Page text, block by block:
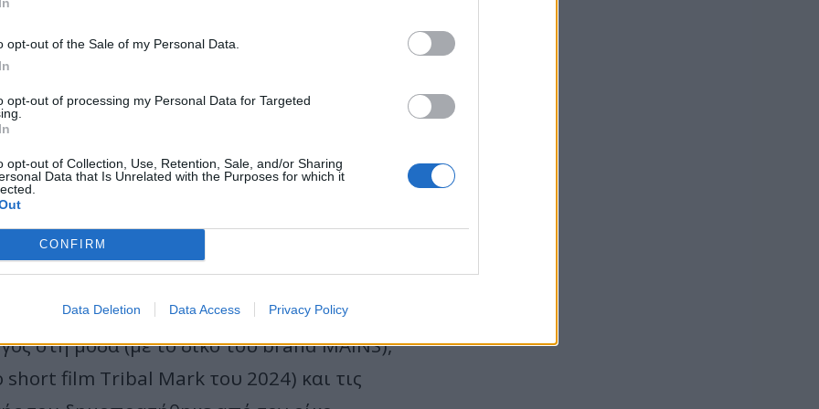
opt-out of the Sale of my Personal Data.
opt-out of processing my Personal Data for Targeted
opt-out of Collection, Use, Retention, Sale, and/or Sharing
Data that Is Unrelated with the Purposes for which it
CONFIRM
Data Deletion Data Access Privacy Policy
περάσει ποτέ από τη βρετανική rap
από μία δεκαετία σημείο αναφοράς
γενικότερα. Βραβευμένος με το
sold-out large-scale shows και έχει
πλέον ιστορικά. Η δε επιρροή του
στη μόδα (με το δικό του brand MAINS),
film Tribal Mark του 2024) και τις